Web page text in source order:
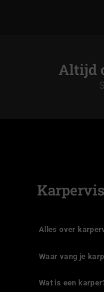
Altijd
Alles over
Waar vang je
Wat is een